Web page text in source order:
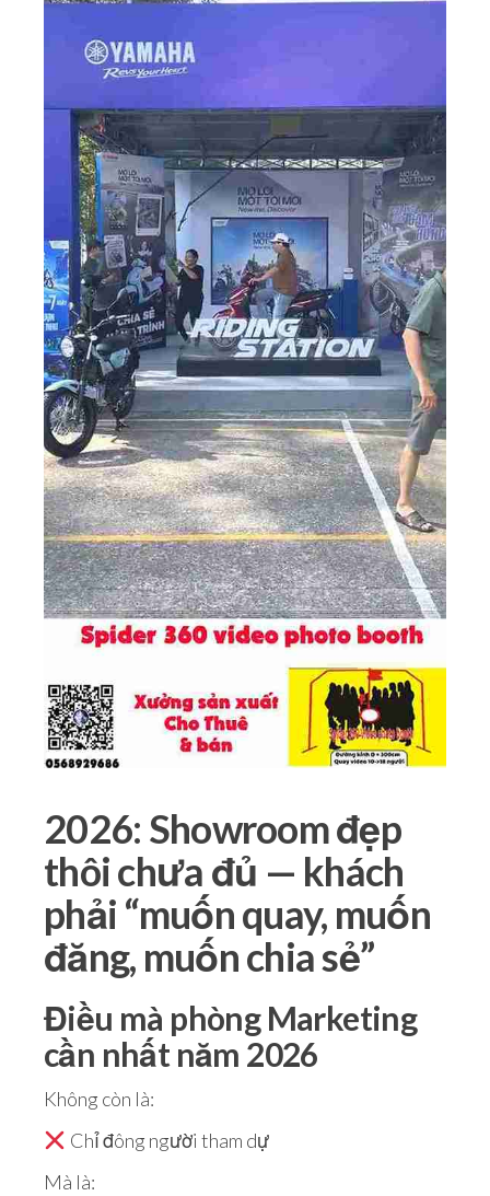
2026: Showroom đẹp
thôi chưa đủ — khách
phải “muốn quay, muốn
đăng, muốn chia sẻ”
Điều mà phòng Marketing
cần nhất năm 2026
Không còn là:
Chỉ đông người tham dự
Mà là: